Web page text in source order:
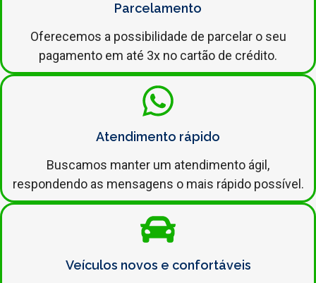
Parcelamento
Oferecemos a possibilidade de parcelar o seu
pagamento em até 3x no cartão de crédito.
Atendimento rápido
Buscamos manter um atendimento ágil,
respondendo as mensagens o mais rápido possível.
Veículos novos e confortáveis